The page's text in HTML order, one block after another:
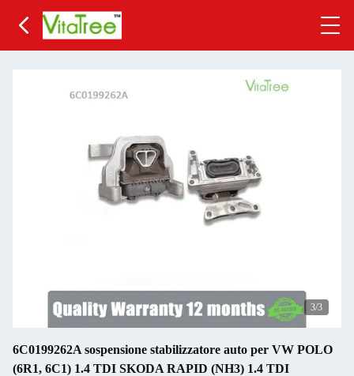
3/3
6C0199262A sospensione stabilizzatore auto per VW POLO
(6R1, 6C1) 1.4 TDI SKODA RAPID (NH3) 1.4 TDI